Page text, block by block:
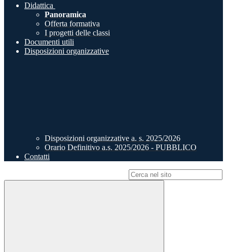
Didattica
Panoramica
Offerta formativa
I progetti delle classi
Documenti utili
Disposizioni organizzative
Disposizioni organizzative a. s. 2025/2026
Orario Definitivo a.s. 2025/2026 - PUBBLICO
Contatti